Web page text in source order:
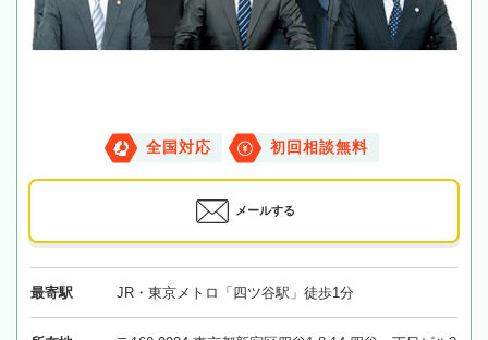
全国対応 初回相談無料
メールする
最寄駅 JR・東京メトロ「四ツ谷駅」徒歩1分